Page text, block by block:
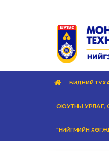
БИДНИЙ
ОЮУТНЫ УРЛАГ,
"НИЙГМИЙН